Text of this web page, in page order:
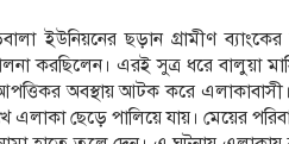
ইউনিয়নের ছড়ান গ্রামীণ
করছিলেন। এরই সুত্র ধরে বালুয়া
অবস্থায় আটক করে এলাকাবাসী।
এলাকা ছেড়ে পালিয়ে যায়। মেয়ের